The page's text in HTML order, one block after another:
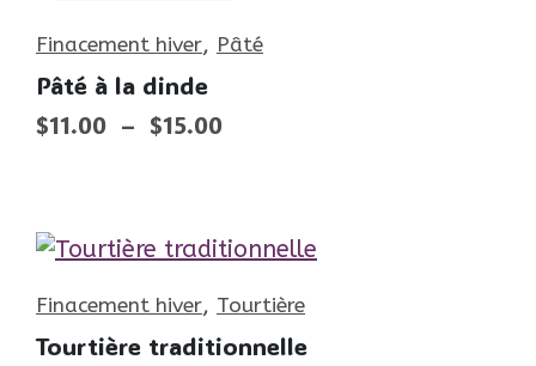
Finacement hiver, Pâté
Pâté à la dinde
$11.00 – $15.00Plage
à
$15.00
Finacement hiver, Tourtière
Tourtière traditionnelle